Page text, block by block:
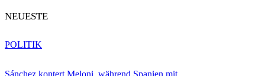
NEUESTE
POLITIK